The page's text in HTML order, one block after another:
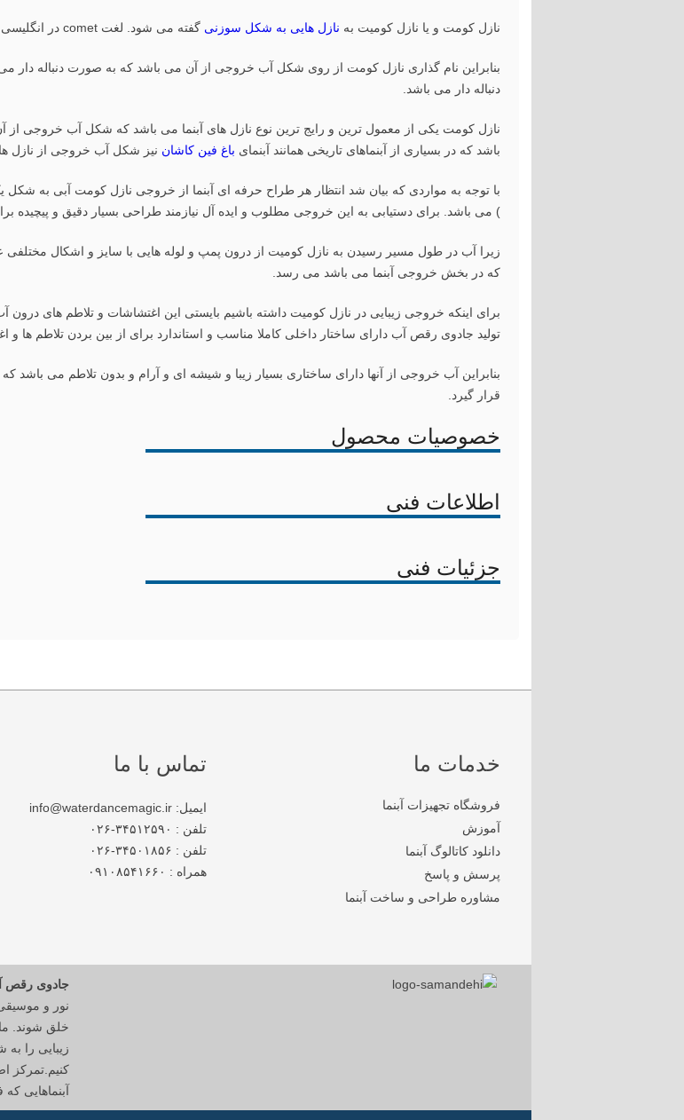
نازل کومت و یا نازل کومیت به نازل هایی به شکل سوزنی گفته می شود. لغت comet در انگلیسی به معنای دنباله دار می باشد.
بنابراین نام گذاری نازل کومت از روی شکل آب خروجی از آن می باشد که به صورت دنباله
دنباله دار می باشد.
نازل کومت یکی از معمول ترین و رایج ترین نوع نازل های آبنما می باشد که شکل آب خروجی از
باشد که در بسیاری از آبنماهای تاریخی همانند آبنمای باغ فین کاشان نیز شکل آب خروجی از نازل
با توجه به مواردی که بیان شد انتظار هر طراح حرفه ای آبنما از خروجی نازل کومت آبی به شکل
) می باشد. برای دستیابی به این خروجی مطلوب و ایده آل نیازمند طراحی بسیار دقیق و پیچیده
زیرا آب در طول مسیر رسیدن به نازل کومیت از درون پمپ و لوله هایی با سایز و اشکال
که در بخش خروجی آبنما می باشد می رسد.
تولید جادوی رقص آب دارای ساختار داخلی کاملا مناسب و استاندارد برای از بین بردن تلاطم ها
بنابراین آب خروجی از آنها دارای ساختاری بسیار زیبا و شیشه ای و آرام و بدون تلاطم می باشد
قرار گیرد.
خصوصیات محصول
اطلاعات فنی
جزئیات فنی
خدمات ما
فروشگاه تجهیزات آبنما
آموزش
دانلود کاتالوگ آبنما
پرسش و پاسخ
مشاوره طراحی و ساخت آبنما
تماس با ما
ایمیل: info@waterdancemagic.ir
تلفن : ۳۴۵۱۲۵۹۰-۰۲۶
تلفن : ۳۴۵۰۱۸۵۶-۰۲۶
همراه : ۰۹۱۰۸۵۴۱۶۶۰
جادوی رقص
نور و
خلق شوند. ما
زیبایی را
کنیم.تمرکز
آبنماهایی